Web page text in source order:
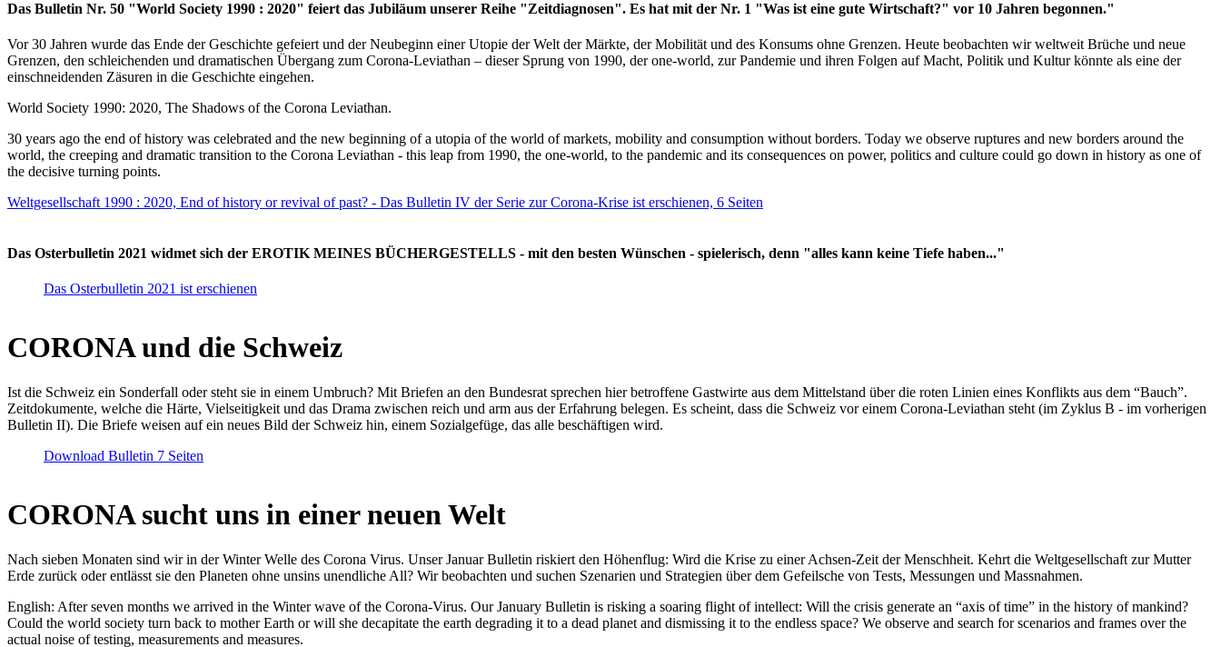
Das Bulletin Nr. 50 "World Society 1990 : 2020" feiert das Jubiläum unserer Reihe "Zeitdiagnosen". Es hat mit der Nr. 1 "Was ist eine gute Wirtschaft?" vor 10 Jahren begonnen."
Vor 30 Jahren wurde das Ende der Geschichte gefeiert und der Neubeginn einer Utopie der Welt der Märkte, der Mobilität und des Konsums ohne Grenzen. Heute beobachten wir weltweit Brüche und neue
Grenzen, den schleichenden und dramatischen Übergang zum Corona-Leviathan – dieser Sprung von 1990, der one-world, zur Pandemie und ihren Folgen auf Macht, Politik und Kultur könnte als eine der
einschneidenden Zäsuren in die Geschichte eingehen.
World Society 1990: 2020, The Shadows of the Corona Leviathan.
30 years ago the end of history was celebrated and the new beginning of a utopia of the world of markets, mobility and consumption without borders. Today we observe ruptures and new borders around the
world, the creeping and dramatic transition to the Corona Leviathan - this leap from 1990, the one-world, to the pandemic and its consequences on power, politics and culture could go down in history as one of
the decisive turning points.
Weltgesellschaft 1990 : 2020, End of history or revival of past? - Das Bulletin IV der Serie zur Corona-Krise ist erschienen, 6 Seiten
Das Osterbulletin 2021 widmet sich der EROTIK MEINES BÜCHERGESTELLS - mit den besten Wünschen - spielerisch, denn "alles kann keine Tiefe haben..."
Das Osterbulletin 2021 ist erschienen
CORONA und die Schweiz
Ist die Schweiz ein Sonderfall oder steht sie in einem Umbruch? Mit Briefen an den Bundesrat sprechen hier betroffene Gastwirte aus dem Mittelstand über die roten Linien eines Konflikts aus dem “Bauch”.
Zeitdokumente, welche die Härte, Vielseitigkeit und das Drama zwischen reich und arm aus der Erfahrung belegen. Es scheint, dass die Schweiz vor einem Corona-Leviathan steht (im Zyklus B - im vorherigen
Bulletin II). Die Briefe weisen auf ein neues Bild der Schweiz hin, einem Sozialgefüge, das alle beschäftigen wird.
Download Bulletin 7 Seiten
CORONA sucht uns in einer neuen Welt
Nach sieben Monaten sind wir in der Winter Welle des Corona Virus. Unser Januar Bulletin riskiert den Höhenflug: Wird die Krise zu einer Achsen-Zeit der Menschheit. Kehrt die Weltgesellschaft zur Mutter
Erde zurück oder entlässt sie den Planeten ohne unsins unendliche All? Wir beobachten und suchen Szenarien und Strategien über dem Gefeilsche von Tests, Messungen und Massnahmen.
English: After seven months we arrived in the Winter wave of the Corona-Virus. Our January Bulletin is risking a soaring flight of intellect: Will the crisis generate an “axis of time” in the history of mankind?
Could the world society turn back to mother Earth or will she decapitate the earth degrading it to a dead planet and dismissing it to the endless space? We observe and search for scenarios and frames over the
actual noise of testing, measurements and measures.